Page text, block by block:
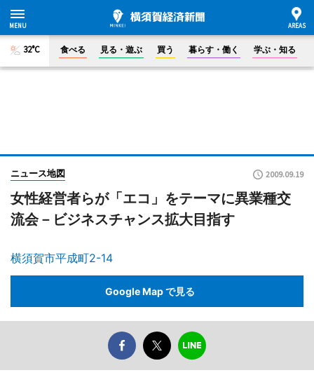
32°C 食べる 見る・遊ぶ 買う 暮らす・働く 学ぶ・知る
ニュース地図 2009.09.19
女性経営者らが「エコ」をテーマに異業種交
流会－ビジネスチャンス拡大目指す
横須賀市平成町2-14
Google Map で見る